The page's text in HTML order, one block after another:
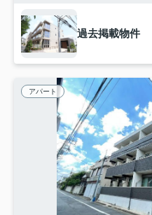
過去掲載物件
アパート